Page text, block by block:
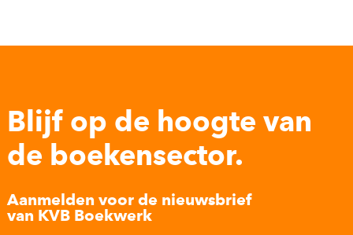
Blijf op de hoogte van
de boekensector.
Aanmelden voor de nieuwsbrief
van KVB Boekwerk